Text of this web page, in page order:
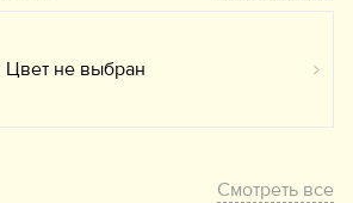
Цвет не выбран
Смотреть все